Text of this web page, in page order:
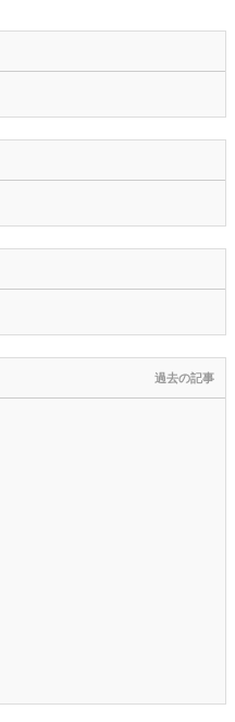
過去の記事